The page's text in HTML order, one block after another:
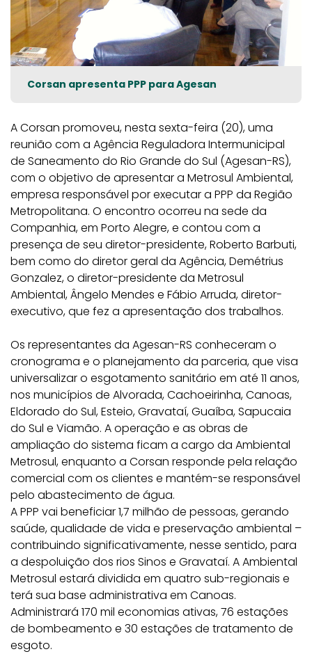
Corsan apresenta PPP para Agesan
A Corsan promoveu, nesta sexta-feira (20), uma
reunião com a Agência Reguladora Intermunicipal
de Saneamento do Rio Grande do Sul (Agesan-RS),
com o objetivo de apresentar a Metrosul Ambiental,
empresa responsável por executar a PPP da Região
Metropolitana. O encontro ocorreu na sede da
Companhia, em Porto Alegre, e contou com a
presença de seu diretor-presidente, Roberto Barbuti,
bem como do diretor geral da Agência, Demétrius
Gonzalez, o diretor-presidente da Metrosul
Ambiental, Ângelo Mendes e Fábio Arruda, diretor-
executivo, que fez a apresentação dos trabalhos.
Os representantes da Agesan-RS conheceram o
cronograma e o planejamento da parceria, que visa
universalizar o esgotamento sanitário em até 11 anos,
nos municípios de Alvorada, Cachoeirinha, Canoas,
Eldorado do Sul, Esteio, Gravataí, Guaíba, Sapucaia
do Sul e Viamão. A operação e as obras de
ampliação do sistema ficam a cargo da Ambiental
Metrosul, enquanto a Corsan responde pela relação
comercial com os clientes e mantém-se responsável
pelo abastecimento de água.
A PPP vai beneficiar 1,7 milhão de pessoas, gerando
saúde, qualidade de vida e preservação ambiental –
contribuindo significativamente, nesse sentido, para
a despoluição dos rios Sinos e Gravataí. A Ambiental
Metrosul estará dividida em quatro sub-regionais e
terá sua base administrativa em Canoas.
Administrará 170 mil economias ativas, 76 estações
de bombeamento e 30 estações de tratamento de
esgoto.